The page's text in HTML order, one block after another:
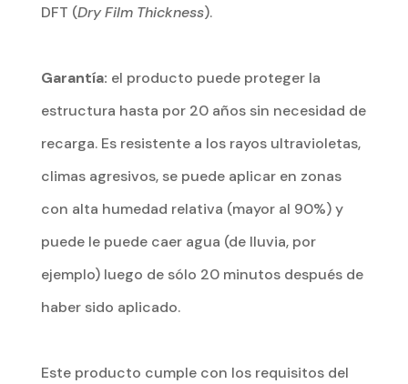
DFT (Dry Film Thickness).
Garantía: el producto puede proteger la
estructura hasta por 20 años sin necesidad de
recarga. Es resistente a los rayos ultravioletas,
climas agresivos, se puede aplicar en zonas
con alta humedad relativa (mayor al 90%) y
puede le puede caer agua (de lluvia, por
ejemplo) luego de sólo 20 minutos después de
haber sido aplicado.
Este producto cumple con los requisitos del